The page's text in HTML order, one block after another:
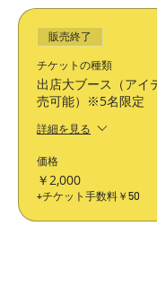
販売終了
チケットの種類
出店大ブース（アイ
売可能）※5名限定
詳細を見る
価格
￥2,000
+チケット手数料￥50